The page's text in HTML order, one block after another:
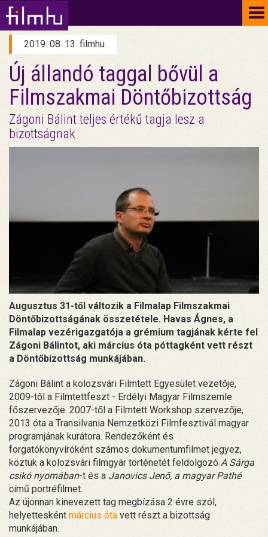
2019. 08. 13. filmhu
Új állandó taggal bővül a
Filmszakmai Döntőbizottság
Zágoni Bálint teljes értékű tagja lesz a
bizottságnak
Augusztus 31-től változik a Filmalap Filmszakmai
Döntőbizottságának összetétele. Havas Ágnes, a
Filmalap vezérigazgatója a grémium tagjának kérte fel
Zágoni Bálintot, aki március óta póttagként vett részt
a Döntőbizottság munkájában.
Zágoni Bálint a kolozsvári Filmtett Egyesület vezetője,
2009-től a Filmtettfeszt - Erdélyi Magyar Filmszemle
főszervezője. 2007-től a Filmtett Workshop szervezője,
2013 óta a Transilvania Nemzetközi Filmfesztivál magyar
programjának kurátora. Rendezőként és
forgatókönyvíróként számos dokumentumfilmet jegyez,
köztük a kolozsvári filmgyár történetét feldolgozó A Sárga
csikó nyomában-t és a Janovics Jenő, a magyar Pathé
című portréfilmet.
Az újonnan kinevezett tag megbízása 2 évre szól,
helyettesként március óta vett részt a bizottság
munkájában.